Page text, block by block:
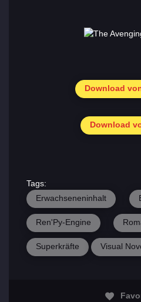
Download
Download
Tags:
Erwachseneninhalt
Ren'Py-Engine
Superkräfte Visual